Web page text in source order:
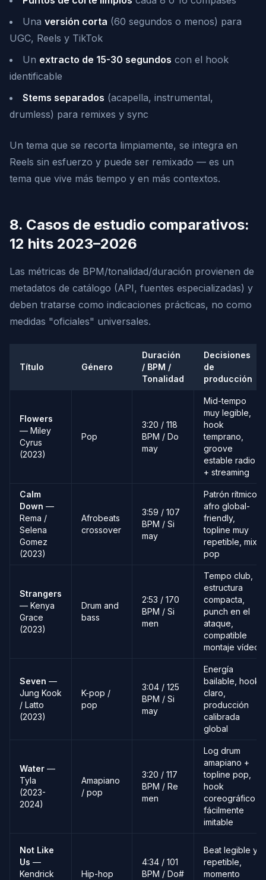
Una versión corta (60 segundos o menos) para
UGC, Reels y TikTok
Un extracto de 15-30 segundos con el hook
identificable
Stems separados (acapella, instrumental,
drumless) para remixes y sync
Un tema que se recorta limpiamente, se integra en
Reels sin esfuerzo y puede ser remixado — es un
tema que vive más tiempo y en más contextos.
8. Casos de estudio comparativos:
12 hits 2023–2026
Las métricas de BPM/tonalidad/duración provienen de
metadatos de catálogo (API, fuentes especializadas) y
deben tratarse como indicaciones prácticas, no como
medidas "oficiales" universales.
Título Género
Duración
/ BPM /
Tonalidad
Decisiones
de
producción
Flowers
— Miley
Cyrus
(2023)
Pop
3:20 / 118
BPM / Do
may
Mid-tempo
muy legible,
hook
temprano,
groove
estable radio
+ streaming
Calm
Down —
Rema /
Selena
Gomez
(2023)
Afrobeats
crossover
3:59 / 107
BPM / Si
may
Patrón rítmico
afro global-
friendly,
topline muy
repetible, mix
pop
Strangers
— Kenya
Grace
(2023)
Drum and
bass
2:53 / 170
BPM / Si
men
Tempo club,
estructura
compacta,
punch en el
ataque,
compatible
montaje vídeo
Seven —
Jung Kook
/ Latto
(2023)
K-pop /
pop
3:04 / 125
BPM / Si
may
Energía
bailable, hook
claro,
producción
calibrada
global
Water —
Tyla
(2023-
2024)
Amapiano
/ pop
3:20 / 117
BPM / Re
men
Log drum
amapiano +
topline pop,
hook
coreográfico
fácilmente
imitable
Not Like
Us —
Kendrick
Hip-hop
4:34 / 101
BPM / Do#
Beat legible y
repetible,
momento